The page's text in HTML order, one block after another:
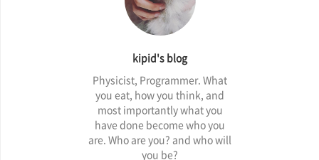
kipid's blog
Physicist, Programmer. What
you eat, how you think, and
most importantly what you
have done become who you
are. Who are you? and who will
you be?